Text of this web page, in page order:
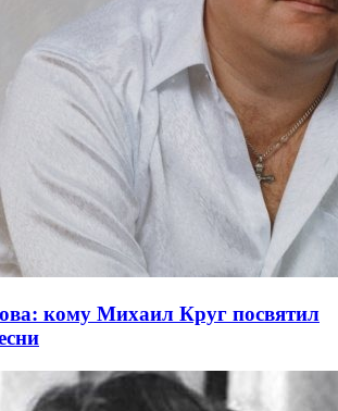
кому Михаил Круг посвятил